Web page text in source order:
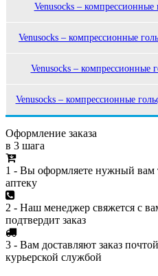
Venusocks –
Venusocks – компрессионные
Venusocks – компрессионные
Venusocks – компрессионные
Оформление заказа
в 3 шага
1 - Вы оформляете нужный вам
аптеку
2 - Наш менеджер свяжется с
подтвердит заказ
3 - Вам доставляют заказ
курьерской службой